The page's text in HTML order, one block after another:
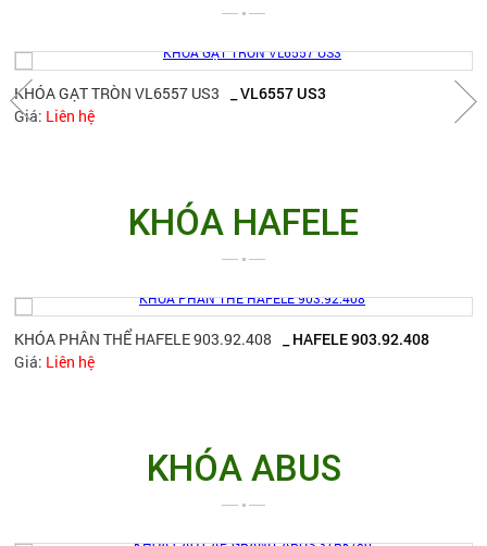
KHÓA GẠT TRÒN VL6557 US3
_ VL6557 US3
Giá: Liên hệ
KHÓA HAFELE
KHÓA PHÂN THỂ HAFELE 903.92.408
_ HAFELE 903.92.408
Giá: Liên hệ
KHÓA ABUS